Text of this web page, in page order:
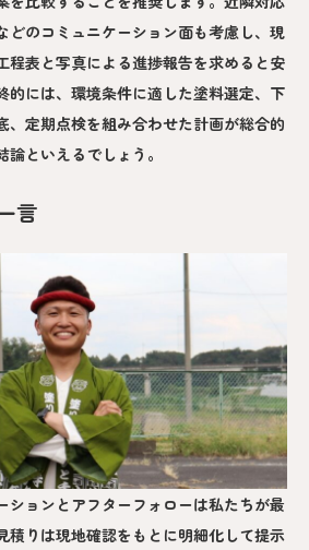
どのコミュニケーション面も考慮し、現
程表と写真による進捗報告を求めると安
的には、環境条件に適した塗料選定、下
、定期点検を組み合わせた計画が総合的
といえるでしょう。
言
ションとアフターフォローは私たちが最
積りは現地確認をもとに明細化して提示